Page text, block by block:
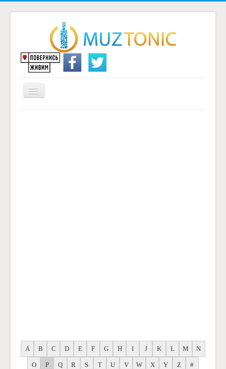
Перемикач
навігації
A B C D E F G H I J K L M N
O P Q R S T U V W X Y Z #